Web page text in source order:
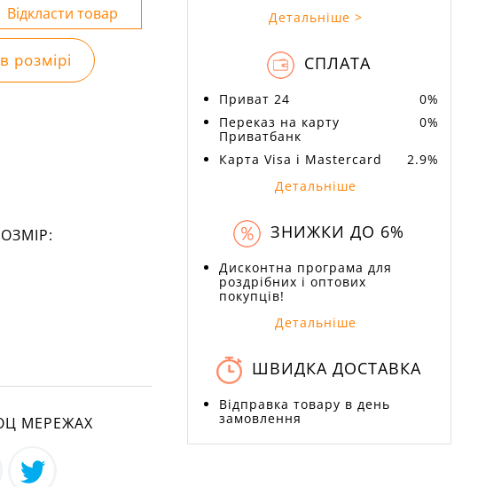
розмірі
МЕРЕЖАХ
Детальніше >
СПЛАТА
Приват 24
0%
Переказ на карту
Приватбанк
0%
Карта Visa і Mastercard
2.9%
Детальніше
ЗНИЖКИ ДО 6%
Дисконтна програма для
роздрібних і оптових
покупців!
Детальніше
ШВИДКА ДОСТАВКА
Відправка товару в день
замовлення